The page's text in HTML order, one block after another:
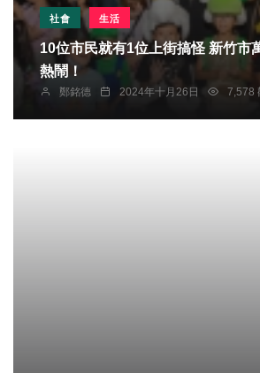
社會 生活
10位市民就有1位上街搞怪 新竹市萬聖節搞怪趴好
熱鬧！
鄭銘德 2024年十月26日 7,578